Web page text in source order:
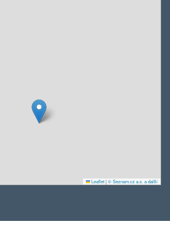
Leaflet|© Seznam.cz a.s. a další